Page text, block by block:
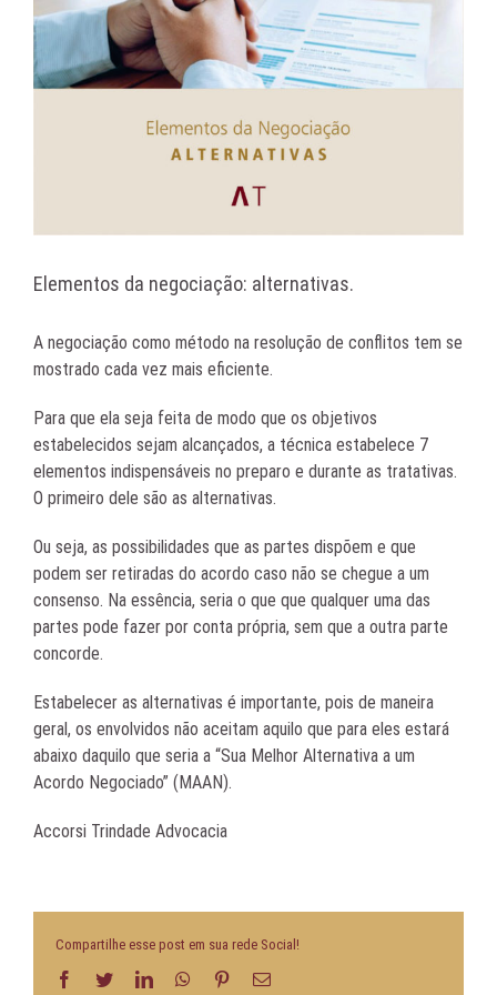
Elementos da negociação: alternativas.
A negociação como método na resolução de conflitos tem se
mostrado cada vez mais eficiente.
Para que ela seja feita de modo que os objetivos
estabelecidos sejam alcançados, a técnica estabelece 7
elementos indispensáveis no preparo e durante as tratativas.
O primeiro dele são as alternativas.
Ou seja, as possibilidades que as partes dispõem e que
podem ser retiradas do acordo caso não se chegue a um
consenso. Na essência, seria o que que qualquer uma das
partes pode fazer por conta própria, sem que a outra parte
concorde.
Estabelecer as alternativas é importante, pois de maneira
geral, os envolvidos não aceitam aquilo que para eles estará
abaixo daquilo que seria a “Sua Melhor Alternativa a um
Acordo Negociado” (MAAN).
Accorsi Trindade Advocacia
Compartilhe esse post em sua rede Social!
Facebook
TwitterLinkedInWhatsApp
Pinterest
E-